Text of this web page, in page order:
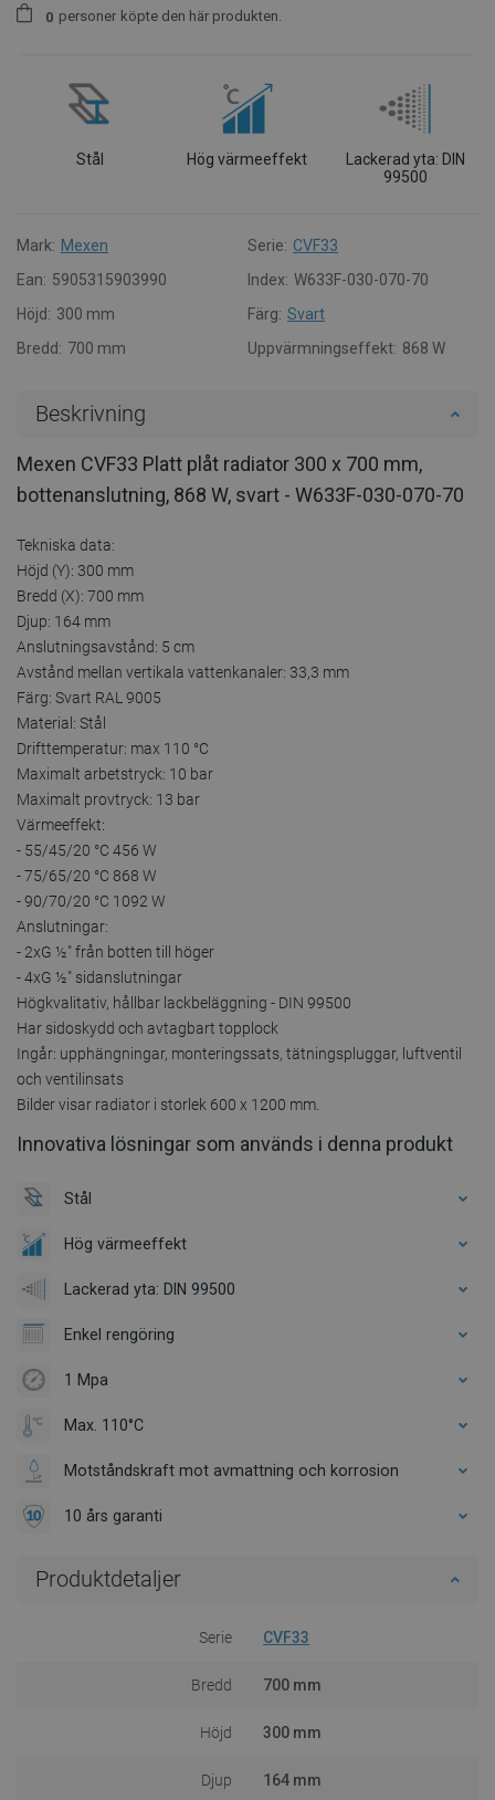
0 personer köpte den här produkten.
Stål Hög värmeeffekt
Lackerad yta: DIN
99500
Mark: Mexen Serie: CVF33
Ean: 5905315903990 Index: W633F-030-070-70
Höjd: 300 mm Färg: Svart
Bredd: 700 mm Uppvärmningseffekt: 868 W
Beskrivning
Mexen CVF33 Platt plåt radiator 300 x 700 mm,
bottenanslutning, 868 W, svart - W633F-030-070-70
Tekniska data:
Höjd (Y): 300 mm
Bredd (X): 700 mm
Djup: 164 mm
Anslutningsavstånd: 5 cm
Avstånd mellan vertikala vattenkanaler: 33,3 mm
Färg: Svart RAL 9005
Material: Stål
Drifttemperatur: max 110 °C
Maximalt arbetstryck: 10 bar
Maximalt provtryck: 13 bar
Värmeeffekt:
- 55/45/20 °C 456 W
- 75/65/20 °C 868 W
- 90/70/20 °C 1092 W
Anslutningar:
- 2xG ½″ från botten till höger
- 4xG ½″ sidanslutningar
Högkvalitativ, hållbar lackbeläggning - DIN 99500
Har sidoskydd och avtagbart topplock
Ingår: upphängningar, monteringssats, tätningspluggar, luftventil
och ventilinsats
Bilder visar radiator i storlek 600 x 1200 mm.
Innovativa lösningar som används i denna produkt
Stål
Hög värmeeffekt
Lackerad yta: DIN 99500
Enkel rengöring
1 Mpa
Max. 110°C
Motståndskraft mot avmattning och korrosion
10 års garanti
Produktdetaljer
Serie CVF33
Bredd 700 mm
Höjd 300 mm
Djup 164 mm